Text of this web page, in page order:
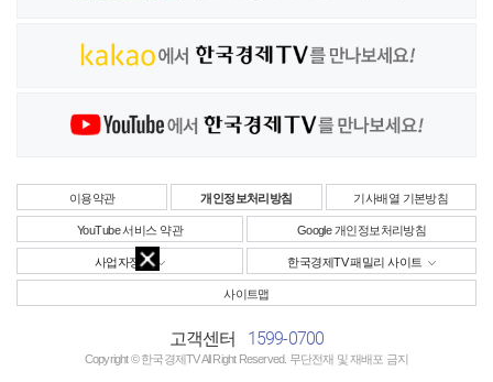
이용약관 개인정보처리방침 기사배열 기본방침
YouTube 서비스 약관 Google 개인정보처리방침
사업자정보 한국경제TV 패밀리 사이트
사이트맵
고객센터 1599-0700
Copyright © 한국경제TV All Right Reserved. 무단전재 및 재배포 금지